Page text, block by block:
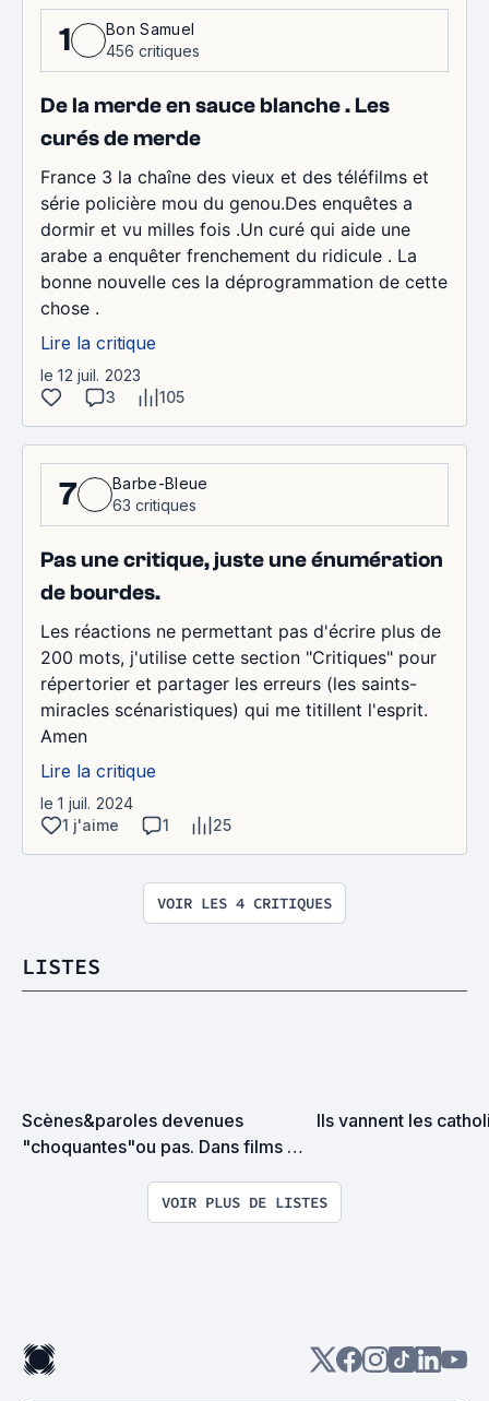
1
Bon Samuel
456 critiques
De la merde en sauce blanche . Les
curés de merde
France 3 la chaîne des vieux et des téléfilms et
série policière mou du genou.Des enquêtes a
dormir et vu milles fois .Un curé qui aide une
arabe a enquêter frenchement du ridicule . La
bonne nouvelle ces la déprogrammation de cette
chose .
Lire la critique
le 12 juil. 2023
3
105
7
Barbe-Bleue
63 critiques
Pas une critique, juste une énumération
de bourdes.
Les réactions ne permettant pas d'écrire plus de
200 mots, j'utilise cette section "Critiques" pour
répertorier et partager les erreurs (les saints-
miracles scénaristiques) qui me titillent l'esprit.
Amen
Lire la critique
le 1 juil. 2024
1 j'aime
1 25
VOIR LES 4 CRITIQUES
LISTES
Scènes&paroles devenues
"choquantes"ou pas. Dans films
pas#Cancelculture#Morale
Ils vannent les
VOIR PLUS DE LISTES